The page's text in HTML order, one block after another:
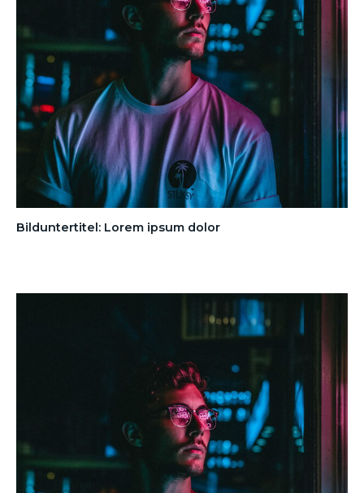
Bilduntertitel: Lorem ipsum dolor